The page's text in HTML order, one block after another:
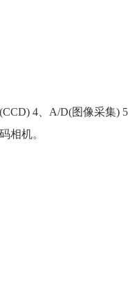
4、A/D(图像采集)
相机。